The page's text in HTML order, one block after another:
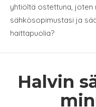
yhtiöltä ostettuna, joten
sähkösopimustasi ja
haittapuolia?
Halvin